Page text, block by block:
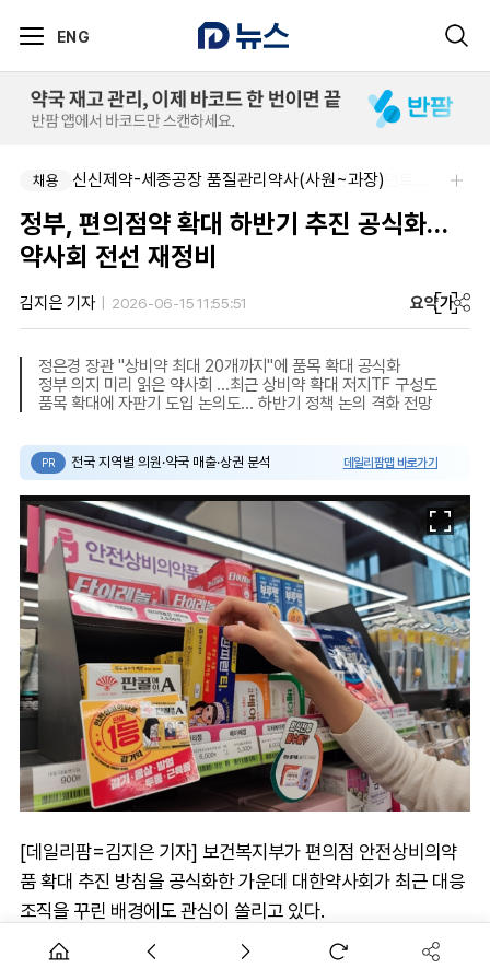
ENG
채용
채용 신신제약-세종공장 품질관리약사(사원~과장)
정부, 편의점약 확대 하반기 추진 공식화…
약사회 전선 재정비
김지은 기자 2026-06-15 11:55:51 요약가
정은경 장관 "상비약 최대 20개까지"에 품목 확대 공식화
정부 의지 미리 읽은 약사회 …최근 상비약 확대 저지TF 구성도
품목 확대에 자판기 도입 논의도… 하반기 정책 논의 격화 전망
PR 전국 지역별 의원·약국 매출·상권 분석 데일리팜맵 바로가기
[데일리팜=김지은 기자] 보건복지부가 편의점 안전상비의약
품 확대 추진 방침을 공식화한 가운데 대한약사회가 최근 대응
조직을 꾸린 배경에도 관심이 쏠리고 있다.
약사사회는 정부의 정책 추진 움직임을 감지하고 내부적으로